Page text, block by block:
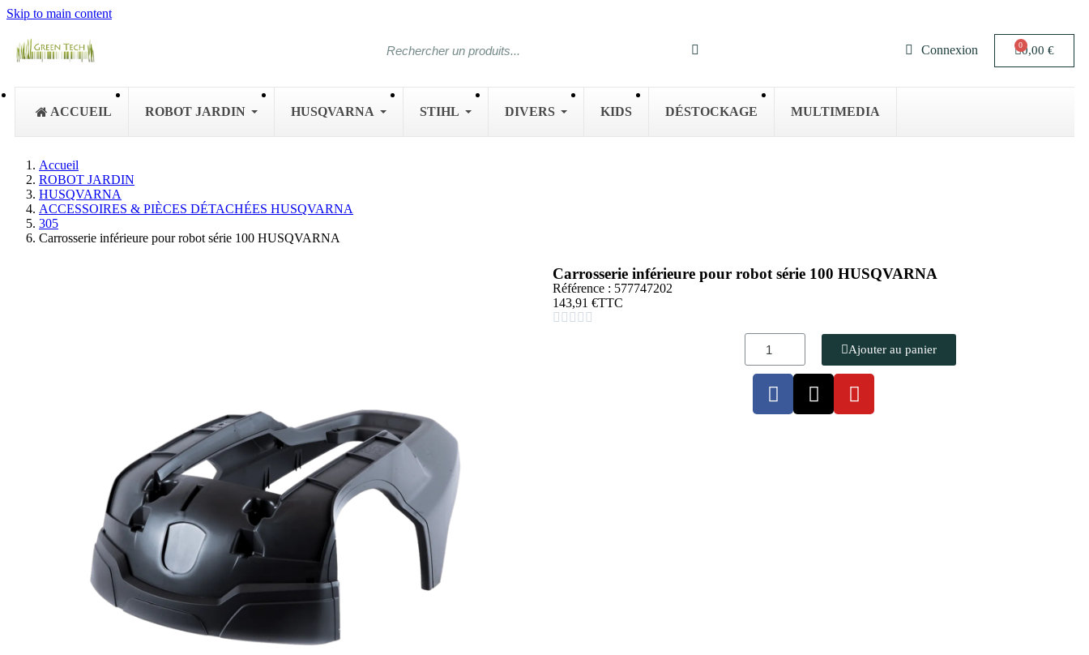
Skip to main content
Connexion 0,00 €
ACCUEIL ROBOT JARDIN HUSQVARNA STIHL DIVERS KIDS DÉSTOCKAGE MULTIMEDIA
Accueil
ROBOT JARDIN
HUSQVARNA
ACCESSOIRES & PIÈCES DÉTACHÉES HUSQVARNA
305
Carrosserie inférieure pour robot série 100 HUSQVARNA
Carrosserie inférieure pour robot série 100 HUSQVARNA
Référence : 577747202
143,91 €TTC
    
Ajouter au panier